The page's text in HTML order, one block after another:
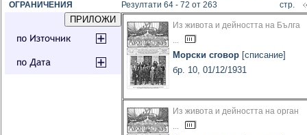
ОГРАНИЧЕНИЯ
Резултати 64 - 72 от 263
стр.
Из живота и дейността на Бълга
...
Морски сговор [списание]
бр. 10, 01/12/1931
Из живота и дейността на орган
...